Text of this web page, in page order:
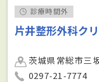
診療時間外
片井整形外科ク
茨城県常総市三
0297-21-7774